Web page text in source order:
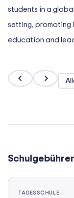
TAGESSCHULE